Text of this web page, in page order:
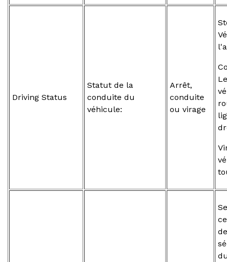
Driving Status
Statut de la
conduite du
véhicule:
Arrêt,
conduite
ou virage
Le
de